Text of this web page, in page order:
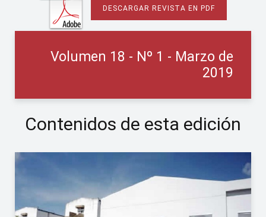
DESCARGAR REVISTA EN PDF
Volumen 18 - Nº 1 - Marzo de
2019
Contenidos de esta edición